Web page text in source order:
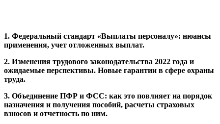
1. Федеральный стандарт «Выплаты персоналу»: нюансы
применения, учет отложенных выплат.
2. Изменения трудового законодательства 2022 года и
ожидаемые перспективы. Новые гарантии в сфере охраны
труда.
3. Объединение ПФР и ФСС: как это повлияет на порядок
назначения и получения пособий, расчеты страховых
взносов и отчетность по ним.